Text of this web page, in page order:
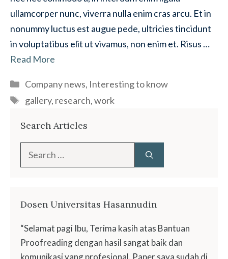
ullamcorper nunc, viverra nulla enim cras arcu. Et in
nonummy luctus est augue pede, ultricies tincidunt
in voluptatibus elit ut vivamus, non enim et. Risus …
Read More
Categories
Company news, Interesting to know
Tags
gallery, research,work
Search Articles
Dosen Universitas Hasannudin
“Selamat pagi Ibu, Terima kasih atas Bantuan
Proofreading dengan hasil sangat baik dan
komunikasi yang profesional. Paper saya sudah di